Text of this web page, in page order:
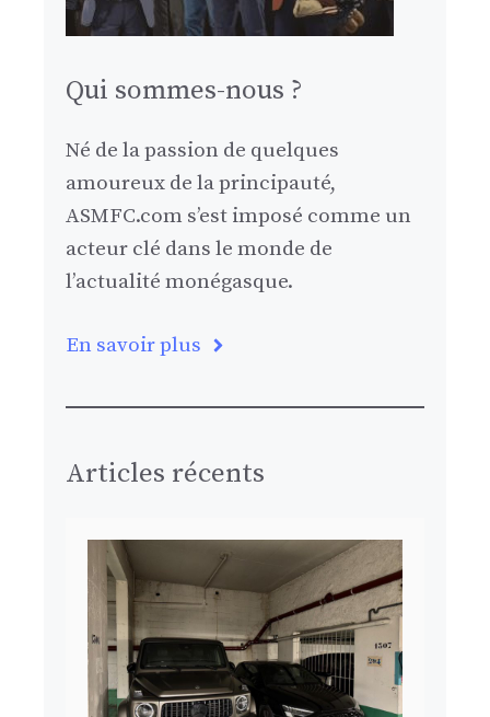
Qui sommes-nous ?
Né de la passion de quelques
amoureux de la principauté,
ASMFC.com s’est imposé comme un
acteur clé dans le monde de
l’actualité monégasque.
En savoir plus
Articles récents